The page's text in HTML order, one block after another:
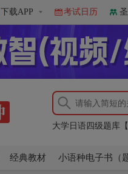
下载APP 考试日历
大学俄语四级全套
俄语专业八级题库
大学日语四级题库
大学俄语四级全套
经典教材 小语种电子书（